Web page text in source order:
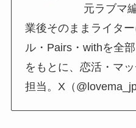
元ラブマ
業後そのままライタ
ル・Pairs・withを全
をもとに、恋活・マ
担当。X（